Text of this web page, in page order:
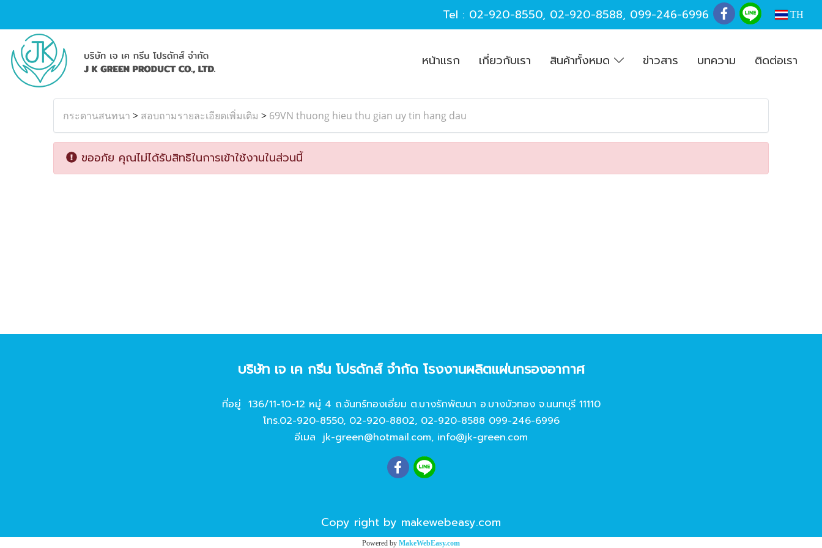
Tel : 02-920-8550, 02-920-8588, 099-246-6996 TH
หน้าแรก เกี่ยวกับเรา สินค้าทั้งหมด ข่าวสาร บทความ ติดต่อเรา
กระดานสนทนา > สอบถามรายละเอียดเพิ่มเติม > 69VN thuong hieu thu gian uy tin hang dau
ขออภัย คุณไม่ได้รับสิทธิในการเข้าใช้งานในส่วนนี้
บริษัท เจ เค กรีน โปรดักส์ จํากัด โรงงานผลิตแผ่นกรองอากาศ
ที่อยู่ 136/11-10-12 หมู่ 4 ถ.จันทร์ทองเอี่ยม ต.บางรักพัฒนา อ.บางบัวทอง จ.นนทบุรี 11110
โทร.02-920-8550, 02-920-8802, 02-920-8588 099-246-6996
อีเมล jk-green@hotmail.com, info@jk-green.com
Copy right by makewebeasy.com
Powered by MakeWebEasy.com